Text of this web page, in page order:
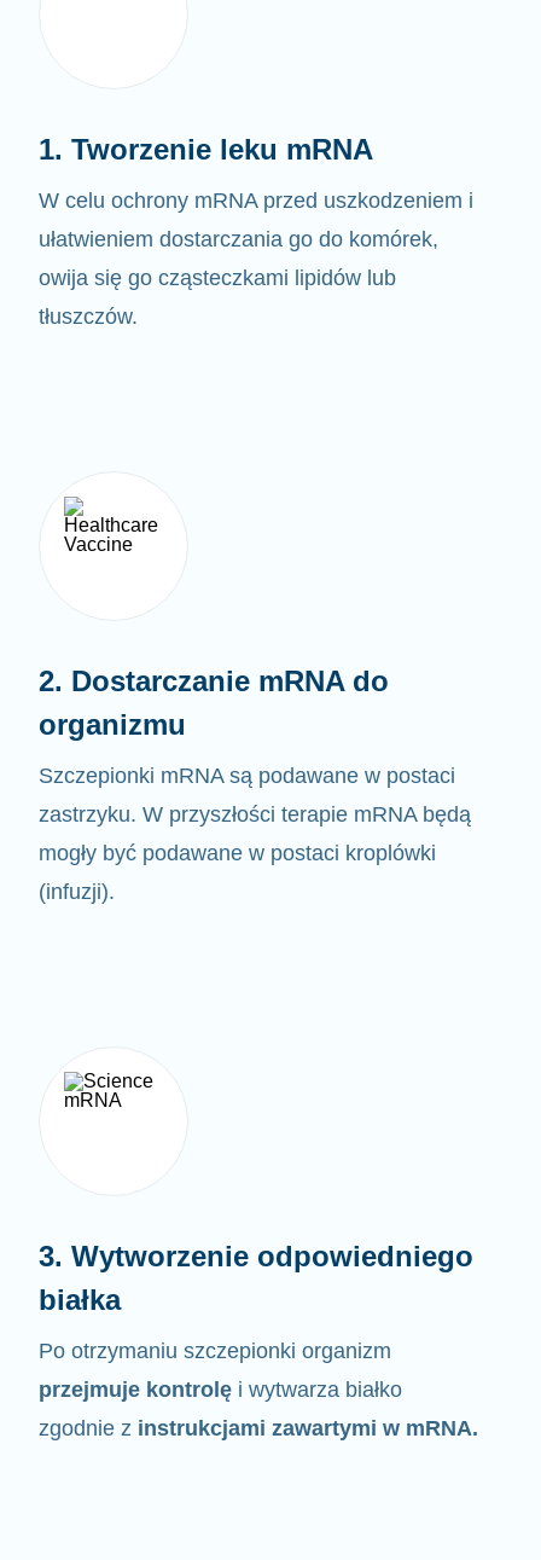
W celu ochrony mRNA przed uszkodzeniem i
ułatwieniem dostarczania go do komórek,
owija się go cząsteczkami lipidów lub
tłuszczów.
organizmu
Szczepionki mRNA są podawane w postaci
zastrzyku. W przyszłości terapie mRNA będą
mogły być podawane w postaci kroplówki
(infuzji).
białka
Po otrzymaniu szczepionki organizm
przejmuje kontrolęi wytwarza białko
zgodnie zinstrukcjami zawartymi wmRNA.